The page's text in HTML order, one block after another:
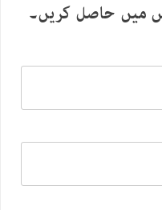
میں حاصل کریں۔